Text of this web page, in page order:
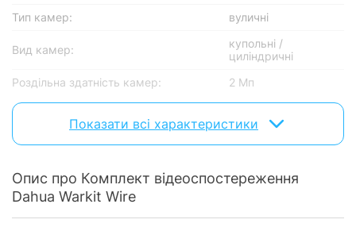
Тип камер: вуличні
Вид камер:
купольні /
циліндричні
Роздільна здатність камер:
2 Мп
Клас захисту камер:
Дальність підсвічування:
100 м і більше
Основні показники відеореєстратора
Роздільна здатність запису відео:
2 Мп
Показати всі характеристики
Опис про Комплект відеоспостереження
Dahua Warkit Wire